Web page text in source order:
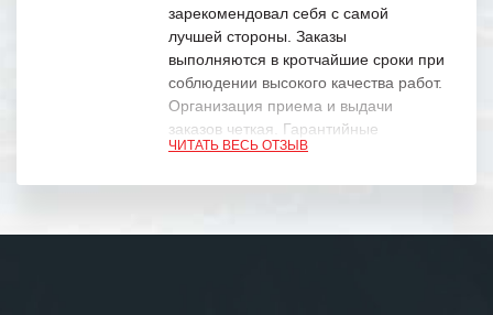
зарекомендовал себя с самой
лучшей стороны. Заказы
выполняются в кротчайшие сроки при
соблюдении высокого качества работ.
Организация приема и выдачи
заказов четкая. Гарантийные
обязательства выполняются в
ЧИТАТЬ ВЕСЬ ОТЗЫВ